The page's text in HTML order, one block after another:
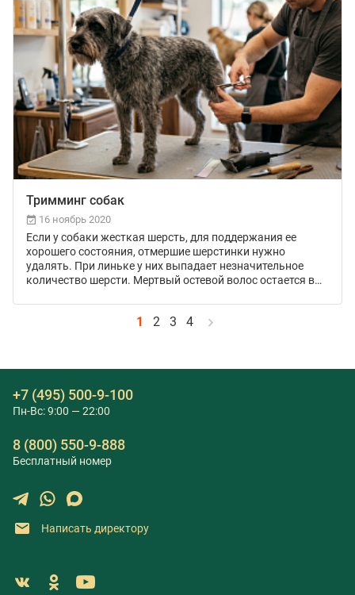
Тримминг собак
16 ноябрь 2020
Если у собаки жесткая шерсть, для поддержания ее
хорошего состояния, отмершие шерстинки нужно
удалять. При линьке у них выпадает незначительное
количество шерсти. Мертвый остевой волос остается в
обновлению шерсти.
1 2 3 4
+7 (495) 500-9-100
Пн-Вс: 9:00 — 22:00
8 (800) 550-9-888
Бесплатный номер
Написать директору